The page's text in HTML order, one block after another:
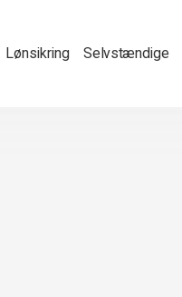
Lønsikring Selvstændige